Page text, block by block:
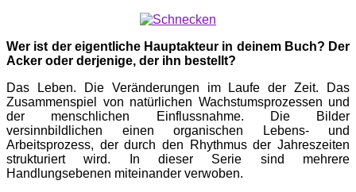
Wer ist der eigentliche Hauptakteur in deinem Buch? Der
Acker oder derjenige, der ihn bestellt?
Das Leben. Die Veränderungen im Laufe der Zeit. Das
Zusammenspiel von natürlichen Wachstumsprozessen und
der menschlichen Einflussnahme. Die Bilder
versinnbildlichen einen organischen Lebens- und
Arbeitsprozess, der durch den Rhythmus der Jahreszeiten
strukturiert wird. In dieser Serie sind mehrere
Handlungsebenen miteinander verwoben.